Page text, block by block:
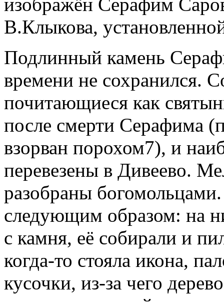
В.Клыкова,
Подлинный камень
времени не сохранился.
почитающиеся как
после смерти Серафима
взорван порохом7), и
перевезены в Дивеево.
разобраны
следующим образом: на
с камня, её собирали и
когда-то стояла икона,
кусочки, из-за чего